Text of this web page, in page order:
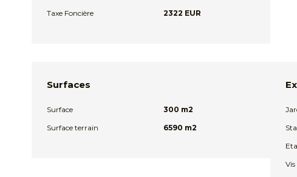
Taxe Foncière 2322 EUR
Surfaces
Surface
300 m2
Surface terrain
6590 m2
Vis